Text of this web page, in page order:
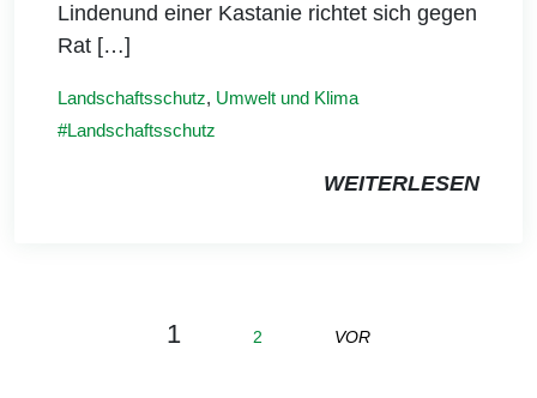
Lindenund einer Kastanie richtet sich gegen
Rat […]
Landschaftsschutz, Umwelt und Klima
Landschaftsschutz
WEITERLESEN
1 2 VOR